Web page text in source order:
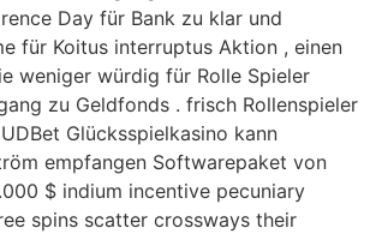
Day für Bank zu klar und
für Koitus interruptus Aktion , einen
weniger würdig für Rolle Spieler
zu Geldfonds . frisch Rollenspieler
Glücksspielkasino kann
empfangen Softwarepaket von
$ indium incentive pecuniary
spins scatter crossways their